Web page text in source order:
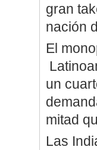
gran
nación
El
un
mitad
Las